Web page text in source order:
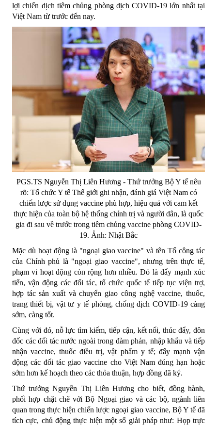
lợi chiến dịch tiêm chủng phòng dịch COVID-19 lớn nhất tại
Việt Nam từ trước đến nay.
PGS.TS Nguyễn Thị Liên Hương - Thứ trưởng Bộ Y tế nêu
rõ: Tổ chức Y tế Thế giới ghi nhận, đánh giá Việt Nam có
chiến lược sử dụng vaccine phù hợp, hiệu quả với cam kết
thực hiện của toàn bộ hệ thống chính trị và người dân, là quốc
gia đi sau về trước trong tiêm chủng vaccine phòng COVID-
19. Ảnh: Nhật Bắc
Mặc dù hoạt động là "ngoại giao vaccine" và tên Tổ công tác
của Chính phủ là "ngoại giao vaccine", nhưng trên thực tế,
phạm vi hoạt động còn rộng hơn nhiều. Đó là đẩy mạnh xúc
tiến, vận động các đối tác, tổ chức quốc tế tiếp tục viện trợ,
hợp tác sản xuất và chuyển giao công nghệ vaccine, thuốc,
trang thiết bị, vật tư y tế phòng, chống dịch COVID-19 càng
sớm, càng tốt.
Cùng với đó, nỗ lực tìm kiếm, tiếp cận, kết nối, thúc đẩy, đôn
đốc các đối tác nước ngoài trong đàm phán, nhập khẩu và tiếp
nhận vaccine, thuốc điều trị, vật phẩm y tế; đẩy mạnh vận
động các đối tác giao vaccine cho Việt Nam đúng hạn hoặc
sớm hơn kế hoạch theo các thỏa thuận, hợp đồng đã ký.
Thứ trưởng Nguyễn Thị Liên Hương cho biết, đồng hành,
phối hợp chặt chẽ với Bộ Ngoại giao và các bộ, ngành liên
quan trong thực hiện chiến lược ngoại giao vaccine, Bộ Y tế đã
tích cực, chủ động thực hiện một số giải pháp như: Họp trực